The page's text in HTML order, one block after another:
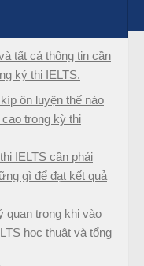
tất cả thông tin cần
ký thi IELTS.
ôn luyện thế nào
trong kỳ thi
IELTS cần phải
gì để đạt kết quả
quan trọng khi vào
học thuật và tổng